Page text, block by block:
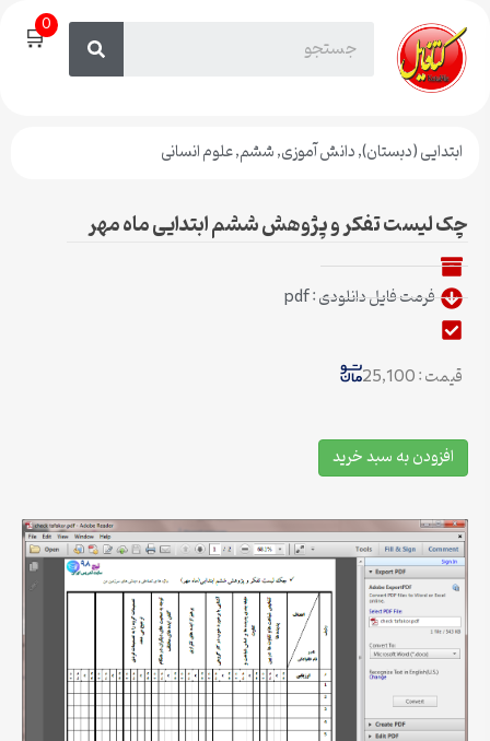
🛒0
ابتدایی (دبستان),دانش آموزی,ششم,علوم انسانی
چک لیست تفکر و پژوهش ششم ابتدایی ماه مهر
فرمت فایل دانلودی : pdf
قیمت : 25,100
افزودن به سبد خرید